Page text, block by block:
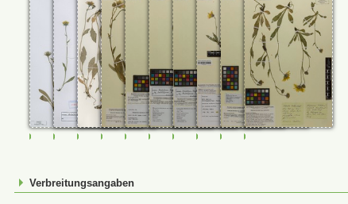
FR-0107882FR-0107902JE00029749
M-0232806M-0232807M-0232808M-0232809M-0232810M-0232812
Verbreitungsangaben